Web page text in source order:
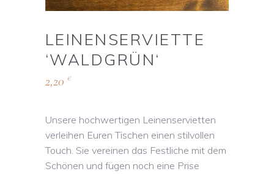
LEINENSERVIETTE
‘WALDGRÜN‘
2,20 €
Unsere hochwertigen Leinenservietten
verleihen Euren Tischen einen stilvollen
Touch. Sie vereinen das Festliche mit dem
Schönen und fügen noch eine Prise